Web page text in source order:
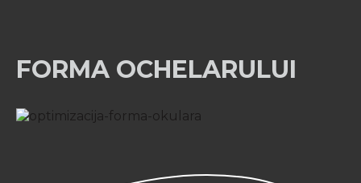
FORMA OCHELARULUI